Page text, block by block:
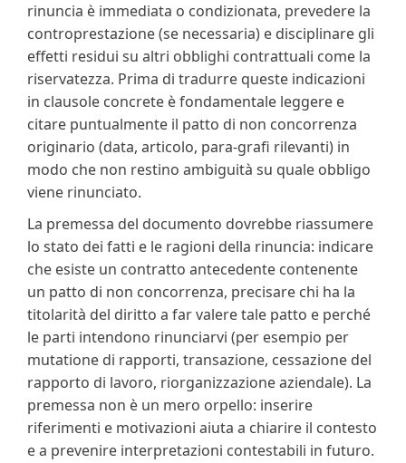
rinuncia è immediata o condizionata, prevedere la
controprestazione (se necessaria) e disciplinare gli
effetti residui su altri obblighi contrattuali come la
riservatezza. Prima di tradurre queste indicazioni
in clausole concrete è fondamentale leggere e
citare puntualmente il patto di non concorrenza
originario (data, articolo, para-grafi rilevanti) in
modo che non restino ambiguità su quale obbligo
viene rinunciato.
La premessa del documento dovrebbe riassumere
lo stato dei fatti e le ragioni della rinuncia: indicare
che esiste un contratto antecedente contenente
un patto di non concorrenza, precisare chi ha la
titolarità del diritto a far valere tale patto e perché
le parti intendono rinunciarvi (per esempio per
mutatione di rapporti, transazione, cessazione del
rapporto di lavoro, riorganizzazione aziendale). La
premessa non è un mero orpello: inserire
riferimenti e motivazioni aiuta a chiarire il contesto
e a prevenire interpretazioni contestabili in futuro.